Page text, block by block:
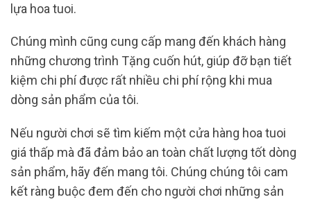
lựa hoa tuoi.
Chúng mình cũng cung cấp mang đến khách hàng
những chương trình Tặng cuốn hút, giúp đỡ bạn tiết
kiệm chi phí được rất nhiều chi phí rộng khi mua
dòng sản phẩm của tôi.
Nếu người chơi sẽ tìm kiếm một cửa hàng hoa tuoi
giá thấp mà đã đảm bảo an toàn chất lượng tốt dòng
sản phẩm, hãy đến mang tôi. Chúng chúng tôi cam
kết ràng buộc đem đến cho người chơi những sản